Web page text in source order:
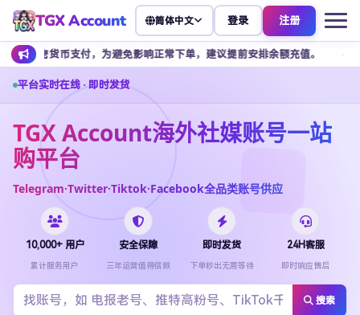
TGX Account 简体中文 登录 注册
为避免影响正常下单，建议提前安排余额充值。 客服不接受任
平台实时在线 · 即时发货
TGX Account海外社媒账号一站
购平台
Telegram·Twitter·Tiktok·Facebook全品类账号供应
10,000+ 用户
累计服务用户
安全保障
三年运营值得信赖
即时发货
下单秒出无需等待
24H客服
即时响应售后
搜索